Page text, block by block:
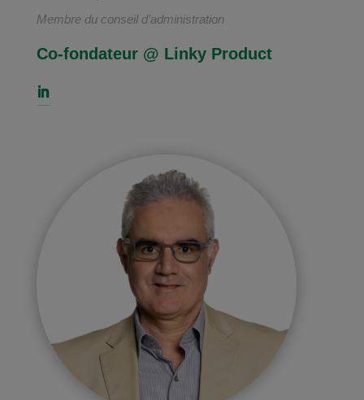
Membre du conseil d’administration
Co-fondateur @ Linky Product